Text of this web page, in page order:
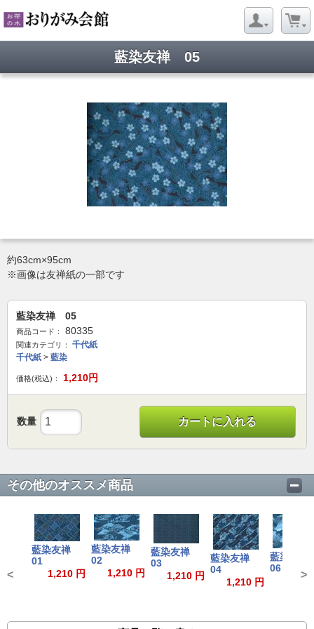
藍染友禅 05
約63cm×95cm
※画像は友禅紙の一部です
藍染友禅 05
商品コード： 80335
関連カテゴリ：
千代紙
千代紙 > 藍染
価格(税込)： 1,210円
数量 カートに入れる
その他のオススメ商品
藍染友禅
01
1,210 円
藍染友禅
02
1,210 円
藍染友禅
03
1,210 円
藍染友禅
04
1,210 円
藍染友
06
< >